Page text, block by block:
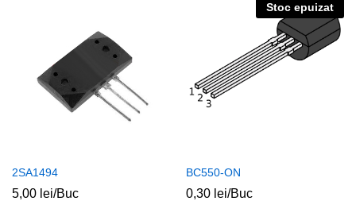
2SA1494
5,00 lei/Buc
Stoc epuizat
BC550-ON
0,30 lei/Buc